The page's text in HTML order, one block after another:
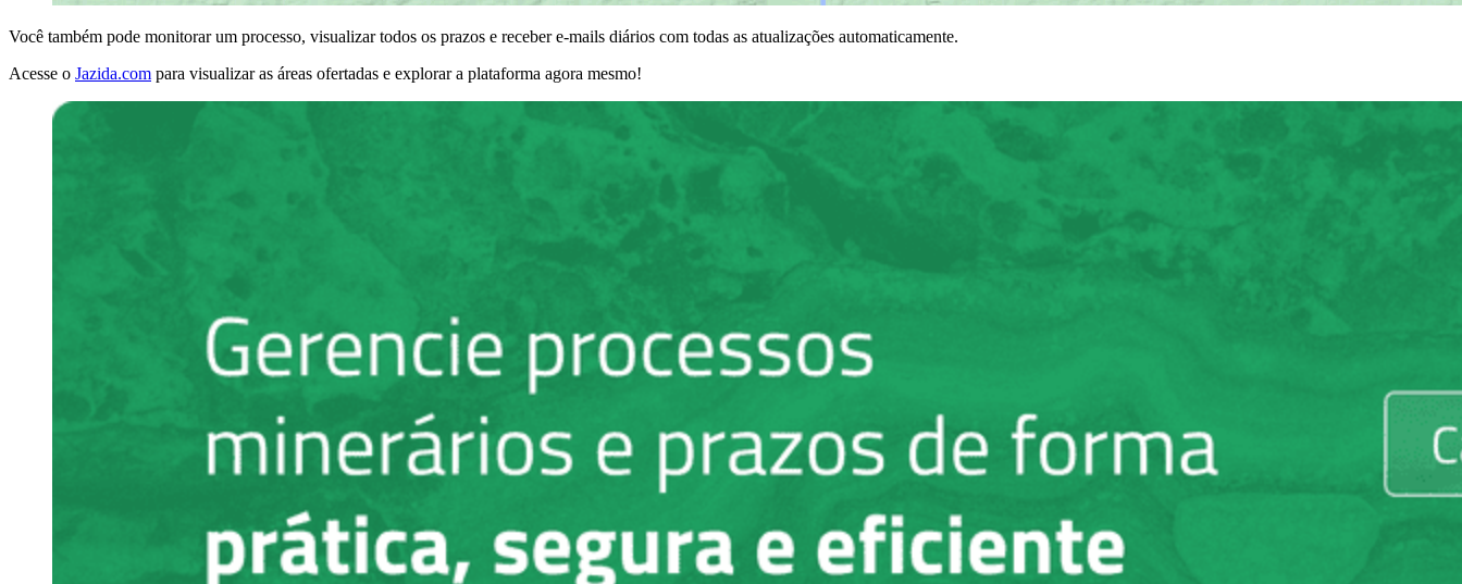
Você também pode monitorar um processo, visualizar todos os prazos e receber e-mails diários com todas as atualizações automaticamente.
Acesse o Jazida.com para visualizar as áreas ofertadas e explorar a plataforma agora mesmo!